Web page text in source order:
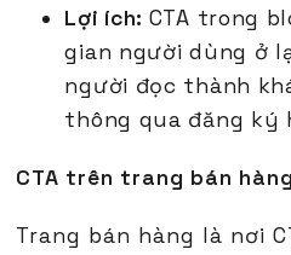
Lợi ích: CTA trong
gian người dùng ở
người đọc thành
thông qua đăng ký
CTA trên trang bán
Trang bán hàng là nơi